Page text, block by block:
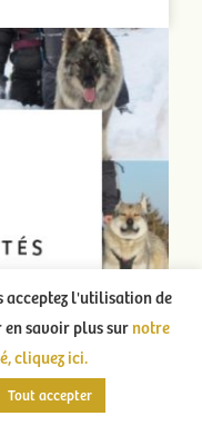
acceptez l'utilisation de
en savoir plus surnotre
cliquez ici.
Tout accepter